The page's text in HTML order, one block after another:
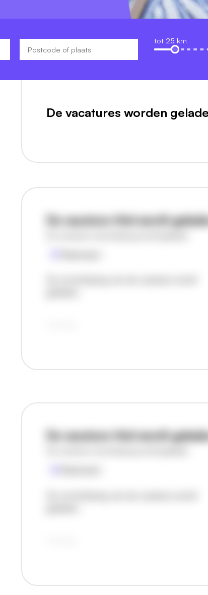
tot 25 km
De vacatures worden
De vacature titel wordt
De vacature titel wordt